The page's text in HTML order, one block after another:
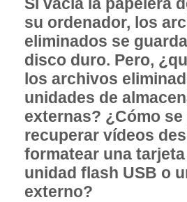
Si vacía la papelera
su ordenador, los
eliminados se
disco duro. Pero,
los archivos
unidades de
externas? ¿Cómo se
recuperar vídeos
formatear una tarjeta
unidad flash USB o
externo?